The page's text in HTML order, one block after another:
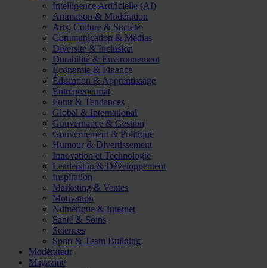
Intelligence Artificielle (AI)
Animation & Modération
Arts, Culture & Société
Communication & Médias
Diversité & Inclusion
Durabilité & Environnement
Économie & Finance
Éducation & Apprentissage
Entrepreneuriat
Futur & Tendances
Global & International
Gouvernance & Gestion
Gouvernement & Politique
Humour & Divertissement
Innovation et Technologie
Leadership & Développement
Inspiration
Marketing & Ventes
Motivation
Numérique & Internet
Santé & Soins
Sciences
Sport & Team Building
Modérateur
Magazine